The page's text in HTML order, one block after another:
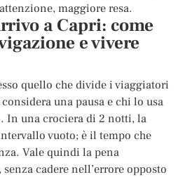
maggiore resa.
a Capri: come
e vivere
quello che divide i viaggiatori
una pausa e chi lo usa
In una crociera di 2 notti, la
vuoto; è il tempo che
Vale quindi la pena
cadere nell’errore opposto